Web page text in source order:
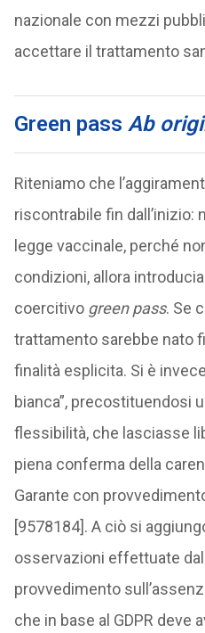
nazionale con mezzi
accettare il trattamento
Green pass Ab
Riteniamo che
riscontrabile fin dall’inizio:
legge vaccinale, perché
condizioni, allora
coercitivo green pass. Se
trattamento sarebbe nato
finalità esplicita. Si è
bianca”, precostituendosi
flessibilità, che lasciasse
piena conferma della
Garante con
[9578184]. A ciò si
osservazioni effettuate
provvedimento
che in base al GDPR deve